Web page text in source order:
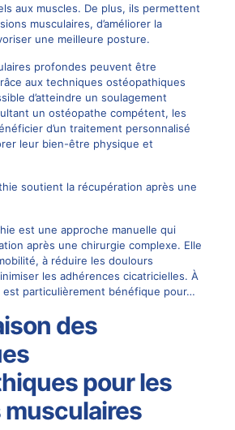
aux muscles. De plus, ils permettent
musculaires, d’améliorer la
une meilleure posture.
profondes peuvent être
aux techniques ostéopathiques
d’atteindre un soulagement
un ostéopathe compétent, les
d’un traitement personnalisé
leur bien-être physique et
soutient la récupération après une
est une approche manuelle qui
après une chirurgie complexe. Elle
à réduire les doulours
les adhérences cicatricielles. À
est particulièrement bénéfique pour…
des
pour les